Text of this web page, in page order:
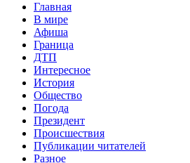
Главная
В мире
Афиша
Граница
ДТП
Интересное
История
Общество
Погода
Президент
Происшествия
Публикации читателей
Разное